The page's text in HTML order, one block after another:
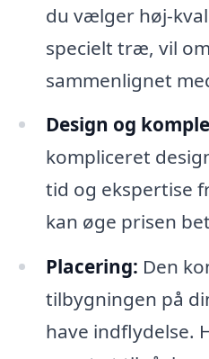
du vælger høj-
specielt træ, vil
sammenlignet
Design og
kompliceret
tid og ekspertise
kan øge prisen
Placering: Den
tilbygningen på
have indflydelse.